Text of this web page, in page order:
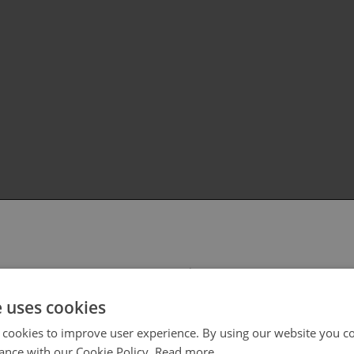
your region/language
cookies
to improve user experience. By using our website you